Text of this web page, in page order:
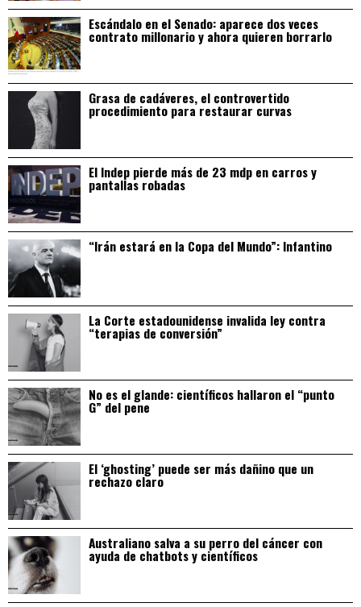
Escándalo en el Senado: aparece dos veces
contrato millonario y ahora quieren borrarlo
Grasa de cadáveres, el controvertido
procedimiento para restaurar curvas
El Indep pierde más de 23 mdp en carros y
pantallas robadas
“Irán estará en la Copa del Mundo”: Infantino
La Corte estadounidense invalida ley contra
“terapias de conversión”
No es el glande: científicos hallaron el “punto
G” del pene
El ‘ghosting’ puede ser más dañino que un
rechazo claro
Australiano salva a su perro del cáncer con
ayuda de chatbots y científicos